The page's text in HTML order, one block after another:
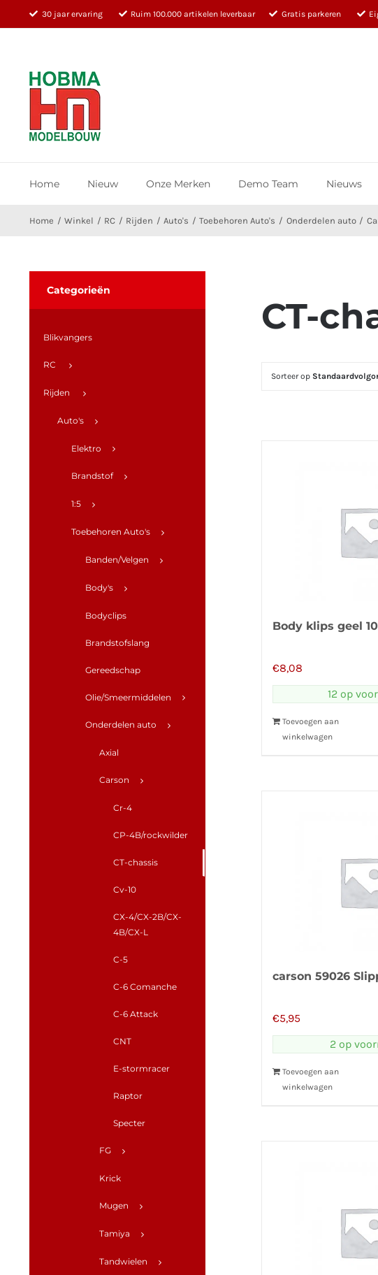
naar
30 jaar ervaring Ruim 100.000 artikelen leverbaar Gratis parkeren
Home Nieuw Onze Merken Demo Team Nieuws
Home Winkel RC Rijden Auto's Toebehoren Auto's Onderdelen auto
CT-
Sorteer op
Body klips geel
€8,08
12 op
Toevoegen aan
winkelwagen
carson 59026
€5,95
2 op
Toevoegen aan
winkelwagen
Categorieën
Blikvangers
RC
Rijden
Auto's
Elektro
Brandstof
1:5
Toebehoren Auto's
Banden/Velgen
Body's
Bodyclips
Brandstofslang
Gereedschap
Olie/Smeermiddelen
Onderdelen auto
Axial
Carson
Cr-4
CP-4B/rockwilder
CT-chassis
Cv-10
CX-4/CX-2B/CX-
4B/CX-L
C-5
C-6 Comanche
C-6 Attack
CNT
E-stormracer
Raptor
Specter
FG
Krick
Mugen
Tamiya
Tandwielen